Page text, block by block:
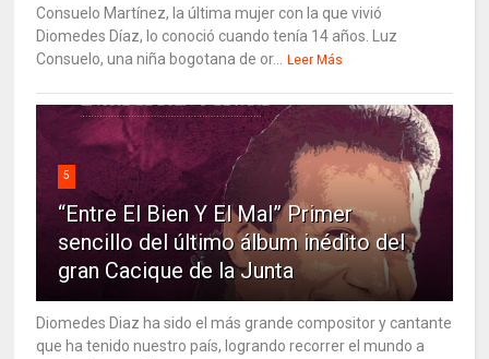
Consuelo Martínez, la última mujer con la que vivió
Diomedes Díaz, lo conoció cuando tenía 14 años. Luz
Consuelo, una niña bogotana de or...
Leer Más
5
“Entre El Bien Y El Mal” Primer
sencillo del último álbum inédito del
gran Cacique de la Junta
Diomedes Diaz ha sido el más grande compositor y cantante
que ha tenido nuestro país, logrando recorrer el mundo a